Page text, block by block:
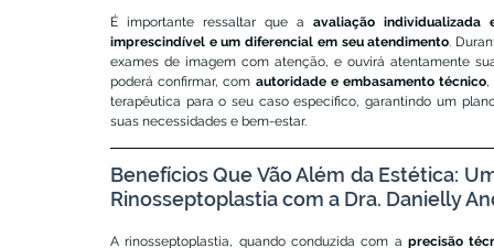
É importante ressaltar que a avaliação
imprescindível e um diferencial em seu atendimento.
exames de imagem com atenção, e ouvirá atentamente
poderá confirmar, com autoridade e embasamento técnico,
terapêutica para o seu caso específico, garantindo um
suas necessidades e bem-estar.
Benefícios Que Vão Além da Estética:
Rinosseptoplastia com a Dra. Danielly
A rinosseptoplastia, quando conduzida com a precisão